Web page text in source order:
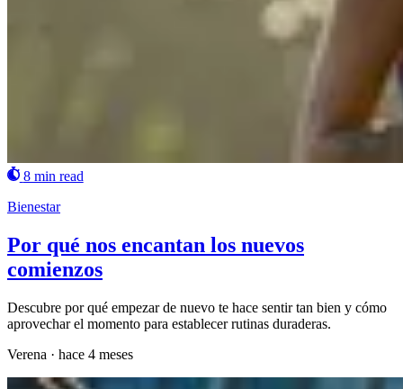
8 min read
Bienestar
Por qué nos encantan los nuevos
comienzos
Descubre por qué empezar de nuevo te hace sentir tan bien y cómo
aprovechar el momento para establecer rutinas duraderas.
Verena · hace 4 meses